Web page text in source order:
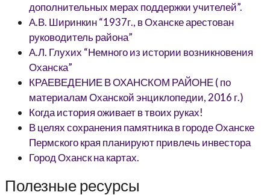
дополнительных мерах поддержки учителей”.
А.В. Ширинкин “1937г., в Оханске арестован
руководитель района”
А.Л. Глухих “Немного из истории возникновения
Оханска”
КРАЕВЕДЕНИЕ В ОХАНСКОМ РАЙОНЕ ( по
материалам Оханской энциклопедии, 2016 г.)
Когда история оживает в твоих руках!
В целях сохранения памятника в городе Оханске
Пермского края планируют привлечь инвестора
Город Оханск на картах.
Полезные ресурсы